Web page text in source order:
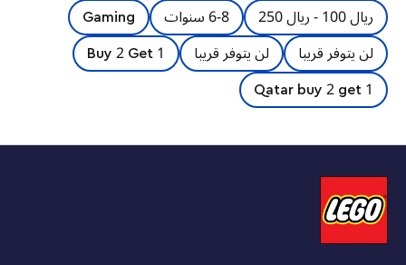
ريال 100 - ريال 250
6-8 سنوات
Gaming
لن يتوفر قريبا
لن يتوفر قريبا
Buy 2 Get 1
Qatar buy 2 get 1